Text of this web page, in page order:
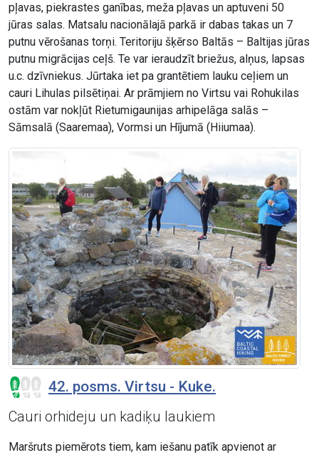
pļavas, piekrastes ganības, meža pļavas un aptuveni 50
jūras salas. Matsalu nacionālajā parkā ir dabas takas un 7
putnu vērošanas torņi. Teritoriju šķērso Baltās – Baltijas jūras
putnu migrācijas ceļš. Te var ieraudzīt briežus, alņus, lapsas
u.c. dzīvniekus. Jūrtaka iet pa grantētiem lauku ceļiem un
cauri Lihulas pilsētiņai. Ar prāmjiem no Virtsu vai Rohukilas
ostām var nokļūt Rietumigaunijas arhipelāga salās –
Sāmsalā (Saaremaa), Vormsi un Hījumā (Hiiumaa).
42. posms. Virtsu - Kuke.
Cauri orhideju un kadiķu laukiem
Maršruts piemērots tiem, kam iešanu patīk apvienot ar